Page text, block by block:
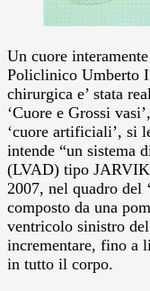
Un cuore
Policlinico Umberto
chirurgica e’ stata
‘Cuore e Grossi
‘cuore artificiali’, si
intende “un sistema
(LVAD) tipo JARVIK
2007, nel quadro del
composto da una
ventricolo sinistro
incrementare, fino a
in tutto il corpo.